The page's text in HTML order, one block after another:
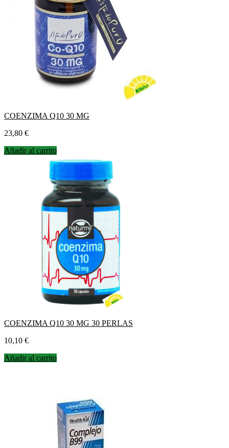
COENZIMA Q10 30 MG
Precio
23,80 €
Añadir al carrito
COENZIMA Q10 30 MG 30 PERLAS
Precio
10,10 €
Añadir al carrito